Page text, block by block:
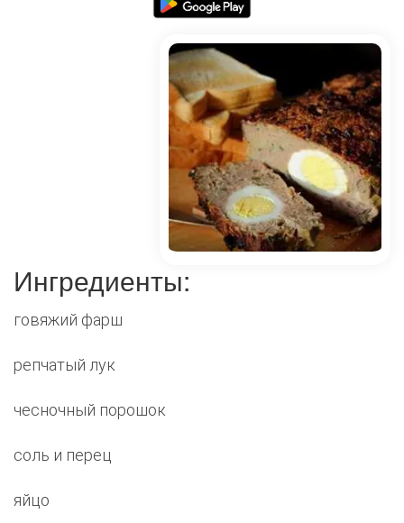
Ингредиенты:
говяжий фарш
репчатый лук
чесночный порошок
соль и перец
яйцо